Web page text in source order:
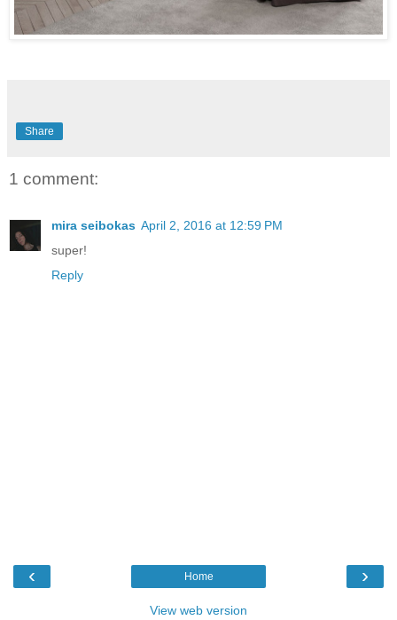
Share
1 comment:
mira seibokas April 2, 2016 at 12:59 PM
super!
Reply
‹ ›
Home
View web version